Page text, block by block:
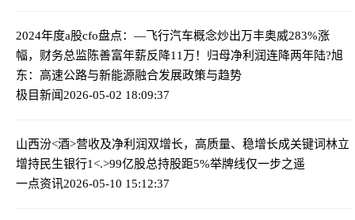
2024年度a股cfo盘点：—飞行汽车概念炒出万丰奥威283%涨
幅，财务总监陈善富年薪反降11万！归母净利润连降两年陆?旭
东：高速公路与新能源融合发展政策与趋势
极目新闻2026-05-02 18:09:37
山西汾<酒>营收及净利润双增长，高质量、稳增长成关键词林立
增持民生银行1<.>99亿股总持股距5%举牌线仅一步之遥
一点资讯2026-05-10 15:12:37